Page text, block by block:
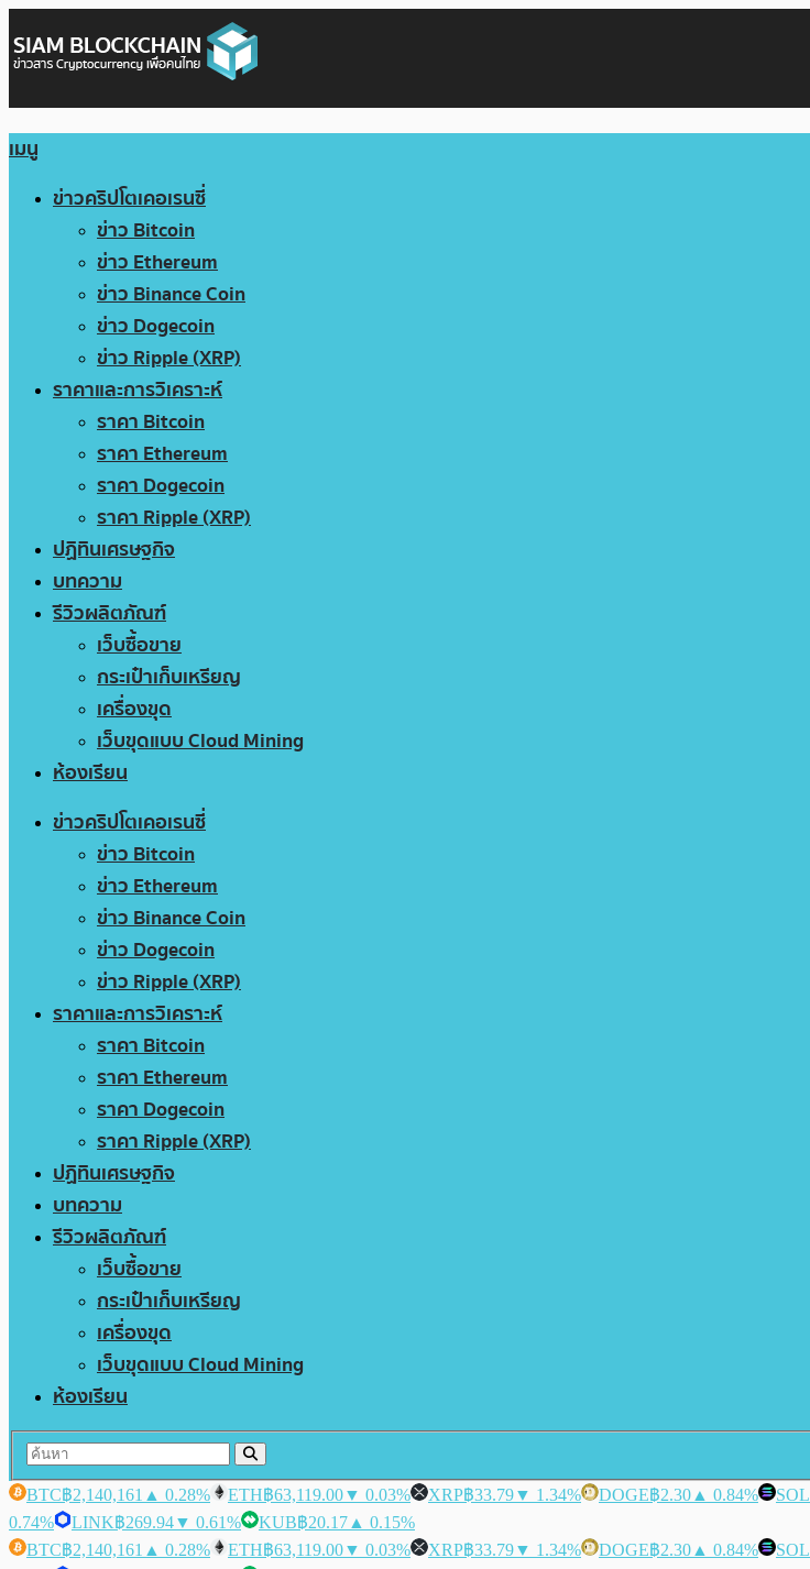
เมนู
ข่าวคริปโตเคอเรนซี่
ข่าว Bitcoin
ข่าว Ethereum
ข่าว Binance Coin
ข่าว Dogecoin
ข่าว Ripple (XRP)
ราคาและการวิเคราะห์
ราคา Bitcoin
ราคา Ethereum
ราคา Dogecoin
ราคา Ripple (XRP)
ปฏิทินเศรษฐกิจ
บทความ
รีวิวผลิตภัณฑ์
เว็บซื้อขาย
กระเป๋าเก็บเหรียญ
เครื่องขุด
เว็บขุดแบบ Cloud Mining
ห้องเรียน
ข่าวคริปโตเคอเรนซี่
ข่าว Bitcoin
ข่าว Ethereum
ข่าว Binance Coin
ข่าว Dogecoin
ข่าว Ripple (XRP)
ราคาและการวิเคราะห์
ราคา Bitcoin
ราคา Ethereum
ราคา Dogecoin
ราคา Ripple (XRP)
ปฏิทินเศรษฐกิจ
บทความ
รีวิวผลิตภัณฑ์
เว็บซื้อขาย
กระเป๋าเก็บเหรียญ
เครื่องขุด
เว็บขุดแบบ Cloud Mining
ห้องเรียน
BTC฿2,140,161 ▲ 0.28% ETH฿63,119.00▼ 0.03% XRP฿33.79▼ 1.34% DOGE฿2.30 ▲ 0.84% SOL
0.74%
LINK฿269.94▼ 0.61% KUB฿20.17 ▲ 0.15%
BTC฿2,140,161 ▲ 0.28% ETH฿63,119.00▼ 0.03% XRP฿33.79▼ 1.34% DOGE฿2.30 ▲ 0.84% SOL